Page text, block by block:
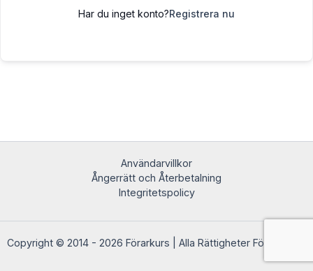
Har du inget konto?Registrera nu
Användarvillkor
Ångerrätt och Återbetalning
Integritetspolicy
Copyright © 2014 - 2026 Förarkurs | Alla Rättigheter Förbehållna